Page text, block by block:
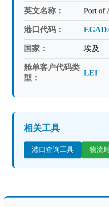
英文名称： Port of
港口代码：
国家： 埃及
舱单客户代码类
型：
LEI
相关工具
港口查询工具 物流